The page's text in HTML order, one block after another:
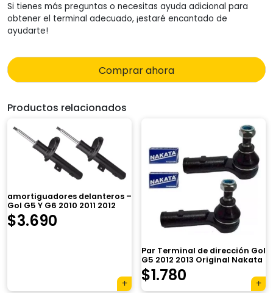
Si tienes más preguntas o necesitas ayuda adicional para
obtener el terminal adecuado, ¡estaré encantado de
ayudarte!
Comprar ahora
Productos relacionados
amortiguadores delanteros –
Gol G5 Y G6 2010 2011 2012
$3.690
Par Terminal de dirección Gol
G5 2012 2013 Original Nakata
$1.780